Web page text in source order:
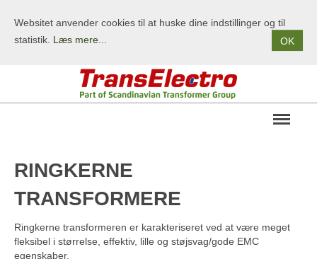
Websitet anvender cookies til at huske dine indstillinger og til
statistik. Læs mere... OK
PRODUKTER
STANDARDPRODUKTER
KUNDESPECIFIKKE PRODUKTER
TERMS/BETINGELSER
RINGKERNE
TRANSFORMERE
Ringkerne transformeren er karakteriseret ved at være meget
fleksibel i størrelse, effektiv, lille og støjsvag/gode EMC
egenskaber.